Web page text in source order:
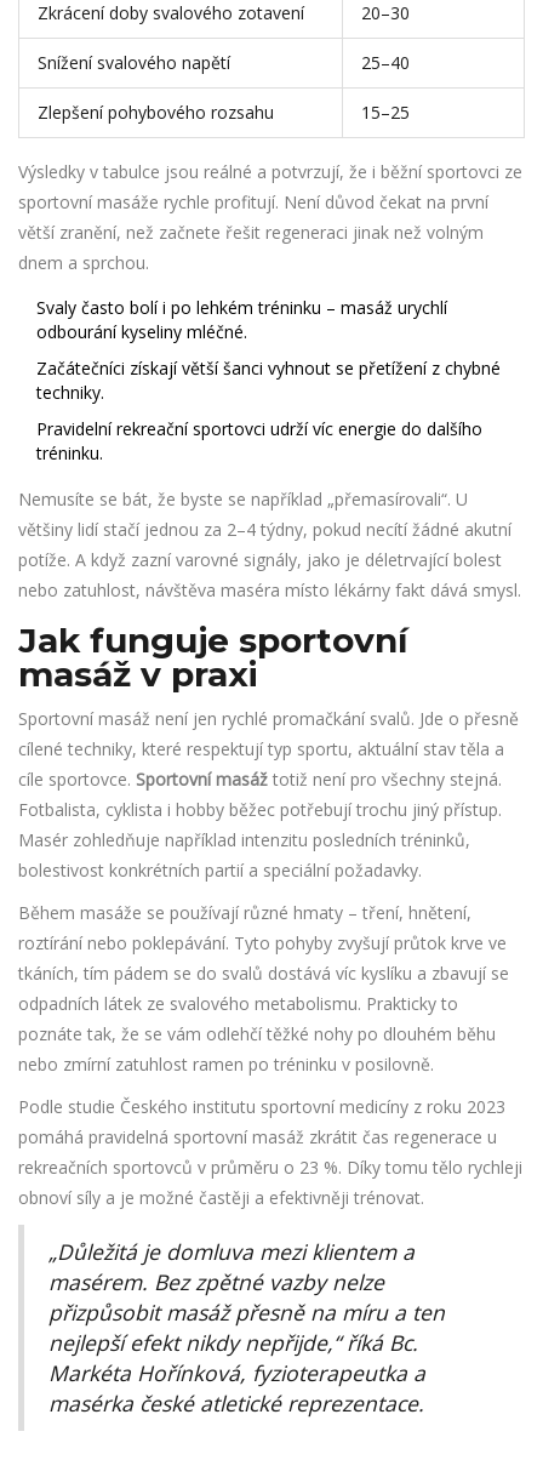
Zkrácení doby svalového zotavení 20–30
Snížení svalového napětí 25–40
Zlepšení pohybového rozsahu 15–25
Výsledky v tabulce jsou reálné a potvrzují, že i běžní sportovci ze
sportovní masáže rychle profitují. Není důvod čekat na první
větší zranění, než začnete řešit regeneraci jinak než volným
dnem a sprchou.
Svaly často bolí i po lehkém tréninku – masáž urychlí
odbourání kyseliny mléčné.
Začátečníci získají větší šanci vyhnout se přetížení z chybné
techniky.
Pravidelní rekreační sportovci udrží víc energie do dalšího
tréninku.
Nemusíte se bát, že byste se například „přemasírovali“. U
většiny lidí stačí jednou za 2–4 týdny, pokud necítí žádné akutní
potíže. A když zazní varovné signály, jako je déletrvající bolest
nebo zatuhlost, návštěva maséra místo lékárny fakt dává smysl.
Jak funguje sportovní
masáž v praxi
Sportovní masáž není jen rychlé promačkání svalů. Jde o přesně
cílené techniky, které respektují typ sportu, aktuální stav těla a
cíle sportovce. Sportovní masáž totiž není pro všechny stejná.
Fotbalista, cyklista i hobby běžec potřebují trochu jiný přístup.
Masér zohledňuje například intenzitu posledních tréninků,
bolestivost konkrétních partií a speciální požadavky.
Během masáže se používají různé hmaty – tření, hnětení,
roztírání nebo poklepávání. Tyto pohyby zvyšují průtok krve ve
tkáních, tím pádem se do svalů dostává víc kyslíku a zbavují se
odpadních látek ze svalového metabolismu. Prakticky to
poznáte tak, že se vám odlehčí těžké nohy po dlouhém běhu
nebo zmírní zatuhlost ramen po tréninku v posilovně.
Podle studie Českého institutu sportovní medicíny z roku 2023
pomáhá pravidelná sportovní masáž zkrátit čas regenerace u
rekreačních sportovců v průměru o 23 %. Díky tomu tělo rychleji
obnoví síly a je možné častěji a efektivněji trénovat.
„Důležitá je domluva mezi klientem a
masérem. Bez zpětné vazby nelze
přizpůsobit masáž přesně na míru a ten
nejlepší efekt nikdy nepřijde,“ říká Bc.
Markéta Hořínková, fyzioterapeutka a
masérka české atletické reprezentace.